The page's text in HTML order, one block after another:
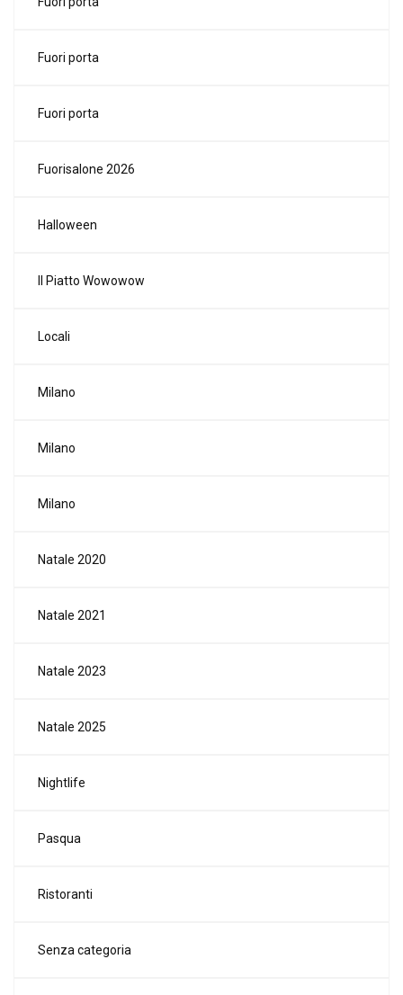
Fuori porta
Fuori porta
Fuorisalone 2026
Halloween
Il Piatto Wowowow
Locali
Milano
Milano
Milano
Natale 2020
Natale 2021
Natale 2023
Natale 2025
Nightlife
Pasqua
Ristoranti
Senza categoria